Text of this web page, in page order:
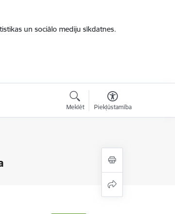
un sociālo mediju sīkdatnes.
Meklēt Piekļūstamība